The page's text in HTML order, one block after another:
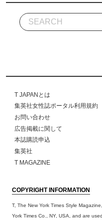
T JAPANとは
集英社女性誌ポータル利用規約
お問い合わせ
広告掲載に関して
本誌購読申込
集英社
T MAGAZINE
COPYRIGHT INFORMATION
T, The New York Times Style
York Times Co., NY, USA, and are